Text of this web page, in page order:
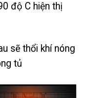
độ C hiện thị
sẽ thổi khí nóng
tủ